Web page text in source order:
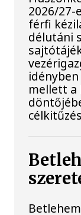
2026/27-
férfi
délutáni
mellett a